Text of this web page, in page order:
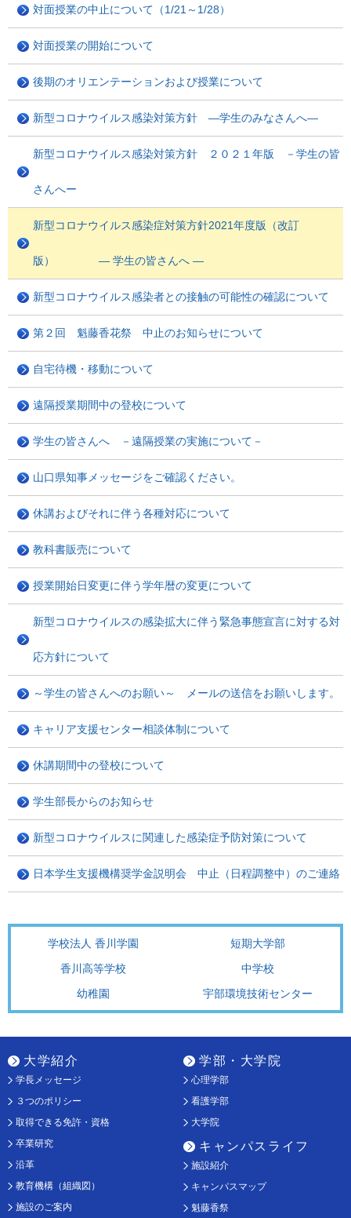
対面授業の中止について（1/21～1/28）
対面授業の開始について
後期のオリエンテーションおよび授業について
新型コロナウイルス感染対策方針 ―学生のみなさんへ―
新型コロナウイルス感染対策方針 ２０２１年版 －学生の皆
さんへー
新型コロナウイルス感染症対策方針2021年度版（改訂
版） ― 学生の皆さんへ ―
新型コロナウイルス感染者との接触の可能性の確認について
第２回 魁藤香花祭 中止のお知らせについて
自宅待機・移動について
遠隔授業期間中の登校について
学生の皆さんへ －遠隔授業の実施について－
山口県知事メッセージをご確認ください。
休講およびそれに伴う各種対応について
教科書販売について
授業開始日変更に伴う学年暦の変更について
新型コロナウイルスの感染拡大に伴う緊急事態宣言に対する対
応方針について
～学生の皆さんへのお願い～ メールの送信をお願いします。
キャリア支援センター相談体制について
休講期間中の登校について
学生部長からのお知らせ
新型コロナウイルスに関連した感染症予防対策について
日本学生支援機構奨学金説明会 中止（日程調整中）のご連絡
学校法人 香川学園
短期大学部
香川高等学校
中学校
幼稚園
宇部環境技術センター
大学紹介
学長メッセージ
３つのポリシー
取得できる免許・資格
卒業研究
沿革
教育機構（組織図）
施設のご案内
学部・大学院
心理学部
看護学部
大学院
キャンパスライフ
施設紹介
キャンパスマップ
魁藤香祭